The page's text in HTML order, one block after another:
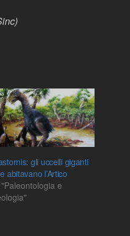
gli uccelli giganti
abitavano l’Artico
e